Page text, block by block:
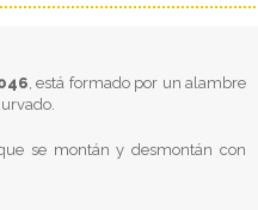
, está formado por un alambre
se montán y desmontán con